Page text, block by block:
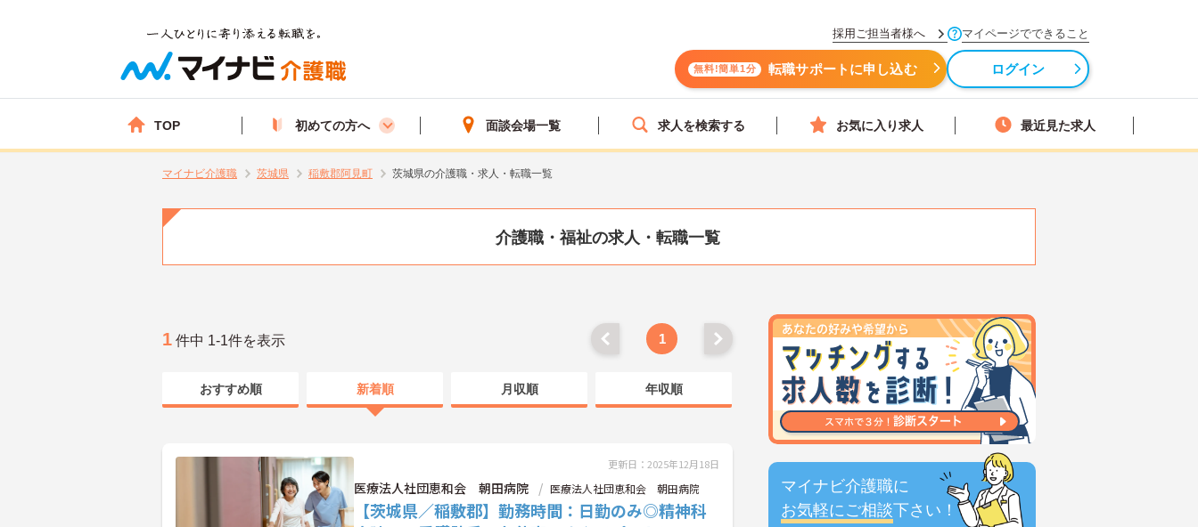
採用ご担当者様へ マイページでできること
無料!簡単1分 転職サポートに申し込む ログイン
TOP 初めての方へ 面談会場一覧 求人を検索する お気に入り求人 最近見た求人
マイナビ介護職 茨城県 稲敷郡阿見町 茨城県の介護職・求人・転職一覧
介護職・福祉の求人・転職一覧
マイナビ介護職に
お気軽にご相談下さい！
1 件中 1-1件を表示 1
おすすめ順 新着順 月収順 年収順
更新日：2025年12月18日
医療法人社団恵和会 朝田病院 医療法人社団恵和会 朝田病院
【茨城県／稲敷郡】勤務時間：日勤のみ◎精神科